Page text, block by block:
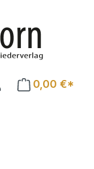
0,00 €*